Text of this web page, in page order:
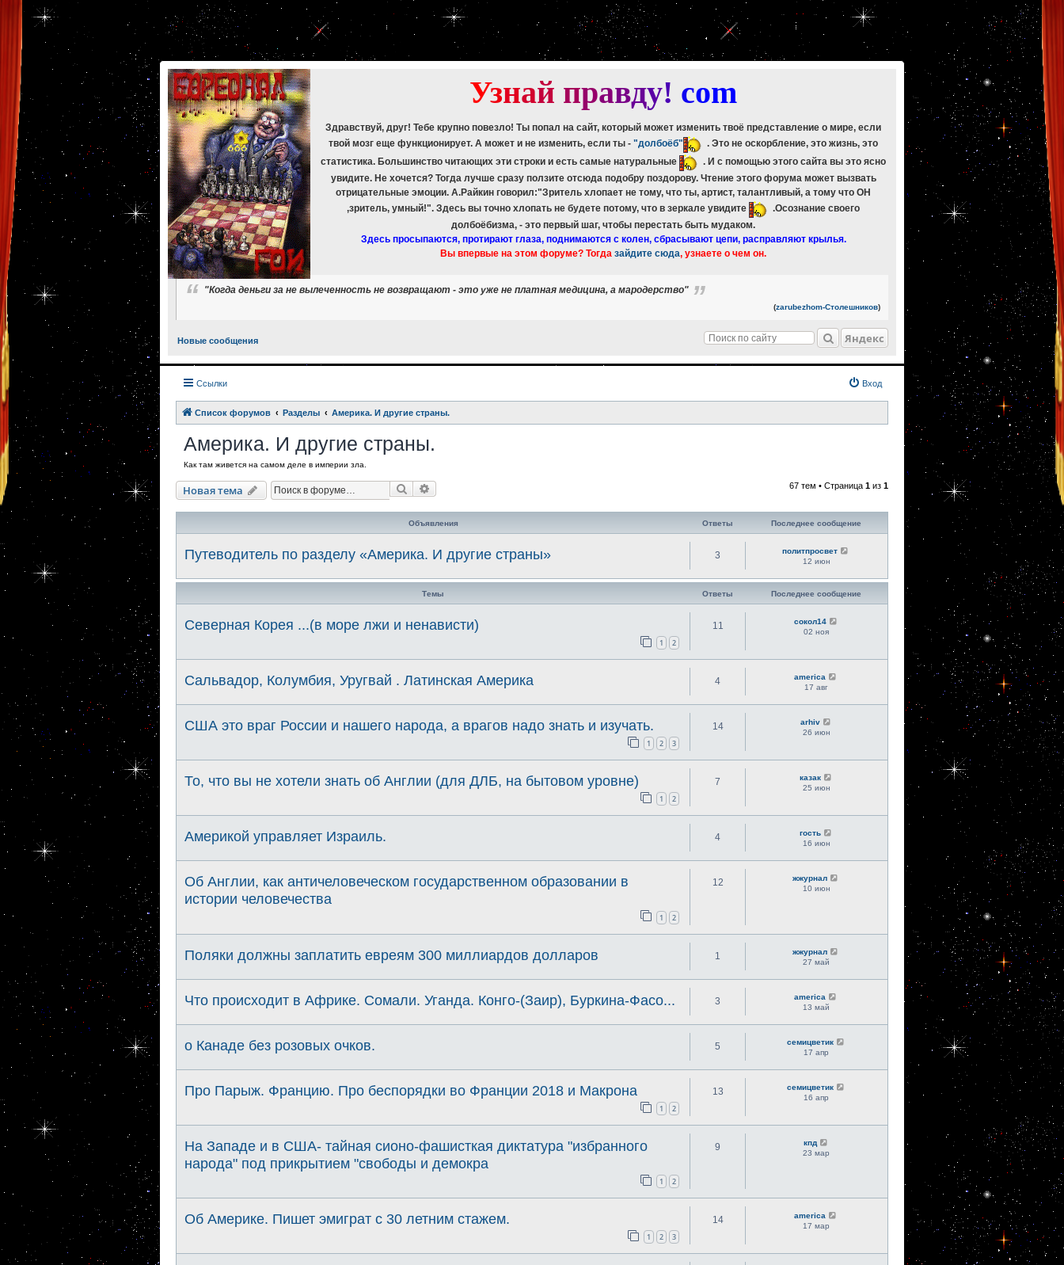
[phpBB Debug] PHP Warning : in file [ROOT]/phpbb/db/driver/mysqli.php
mysqli_fetch_assoc(): Couldn't fetch mysqli_result
[phpBB Debug] PHP Warning
[ROOT]/phpbb/db/driver/mysqli.php
mysqli_free_result(): Couldn't fetch mysqli_result
[phpBB Debug] PHP Warning
: in file [ROOT]/phpbb/db/driver/mysqli.php 265 :mysqli_fetch_assoc(): Couldn't fetch mysqli_result
[phpBB Debug] PHP Warning
: in file [ROOT]/phpbb/db/driver/mysqli.php on line 329 :mysqli_free_result(): Couldn't fetch mysqli_result
[phpBB Debug] PHP Warning
[ROOT]/phpbb/db/driver/mysqli.php on line 265 : mysqli_fetch_assoc(): Couldn't fetch mysqli_result
[phpBB Debug] PHP Warning
[ROOT]/phpbb/db/driver/mysqli.php on line mysqli_free_result(): Couldn't fetch mysqli_result
Узнай правду! com
Здравствуй, друг! Тебе крупно повезло! Ты попал на сайт, который может изменить твоё представление о мире, если
твой мозг еще функционирует. А может и не изменить, если ты - "долбоёб"
. Это не оскорбление, это жизнь, это
статистика. Большинство читающих эти строки и есть самые натуральные
. И с помощью этого сайта вы это ясно
увидите. Не хочется? Тогда лучше сразу ползите отсюда подобру поздорову. Чтение этого форума может вызвать
отрицательные эмоции. А.Райкин говорил:"Зритель хлопает не тому, что ты, артист, талантливый, а тому что ОН
,зритель, умный!". Здесь вы точно хлопать не будете потому, что в зеркале увидите
.Осознание своего
долбоёбизма, - это первый шаг, чтобы перестать быть мудаком.
Здесь просыпаются, протирают глаза, поднимаются с колен, сбрасывают цепи, расправляют крылья.
Вы впервые на этом форуме? Тогда зайдите сюда, узнаете о чем он.
"Когда деньги за не вылеченность не возвращают - это уже не платная медицина, а мародерство"
(zarubezhom-Столешников)
Новые сообщения Яндекс
Ссылки Вход
Список форумов Разделы Америка. И другие страны.
Америка. И другие страны.
Как там живется на самом деле в империи зла.
Новая тема Поиск 67 тем • Страница 1 из 1
Объявления Ответы Последнее сообщение
Путеводитель по разделу «Америка. И другие страны» 3
политпросвет
12 июн
Темы Ответы Последнее сообщение
Северная Корея ...(в море лжи и ненависти)
1 2
11
сокол14
02 ноя
Сальвадор, Колумбия, Уругвай . Латинская Америка 4
america
17 авг
США это враг России и нашего народа, а врагов надо знать и изучать.
1 2 3
14
arhiv
26 июн
То, что вы не хотели знать об Англии (для ДЛБ, на бытовом уровне)
1 2
7
казак
25 июн
Америкой управляет Израиль. 4
гость
16 июн
Об Англии, как античеловеческом государственном образовании в
истории человечества
1 2
12
жжурнал
10 июн
Поляки должны заплатить евреям 300 миллиардов долларов 1
жжурнал
27 май
Что происходит в Африке. Сомали. Уганда. Конго-(Заир), Буркина-Фасо... 3
america
13 май
о Канаде без розовых очков. 5
семицветик
17 апр
Про Парыж. Францию. Про беспорядки во Франции 2018 и Макрона
1 2
13
семицветик
16 апр
На Западе и в США- тайная сионо-фашисткая диктатура "избранного
народа" под прикрытием "свободы и демокра
1 2
9
кпд
23 мар
Об Америке. Пишет эмиграт с 30 летним стажем.
1 2 3
14
america
17 мар